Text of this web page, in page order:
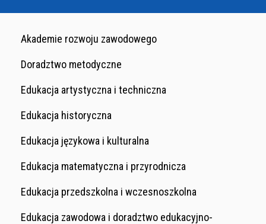
Akademie rozwoju zawodowego
Doradztwo metodyczne
Edukacja artystyczna i techniczna
Edukacja historyczna
Edukacja językowa i kulturalna
Edukacja matematyczna i przyrodnicza
Edukacja przedszkolna i wczesnoszkolna
Edukacja zawodowa i doradztwo edukacyjno-